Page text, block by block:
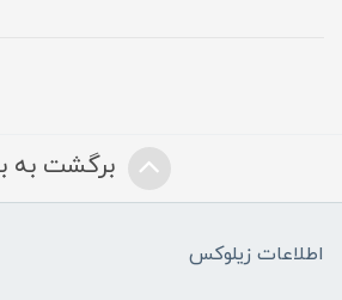
برگشت به
اطلاعات زیلوکس